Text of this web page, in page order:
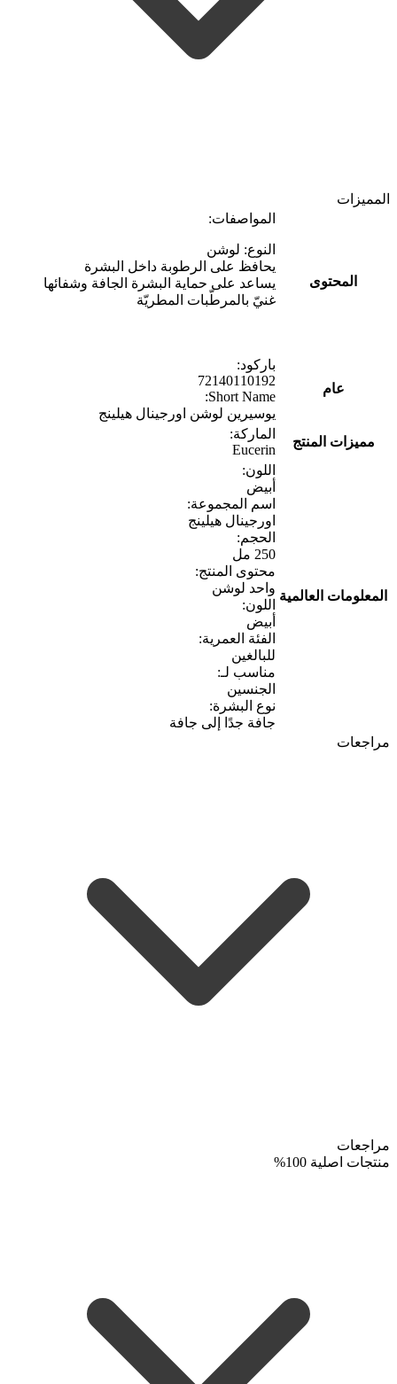
المميزات
المحتوى
المواصفات:
النوع: لوشن
يحافظ على الرطوبة داخل البشرة
يساعد على حماية البشرة الجافة وشفائها
غنيّ بالمرطّبات المطريّة
عام
باركود:
72140110192
Short Name:
يوسيرين لوشن اورجينال هيلينج
مميزات المنتج
الماركة:
Eucerin
المعلومات العالمية
اللون:
أبيض
اسم المجموعة:
اورجينال هيلينج
الحجم:
250 مل
محتوى المنتج:
واحد لوشن
اللون:
أبيض
الفئة العمرية:
للبالغين
مناسب لـ:
الجنسين
نوع البشرة:
جافة جدًا إلى جافة
مراجعات
مراجعات
منتجات اصلية 100%